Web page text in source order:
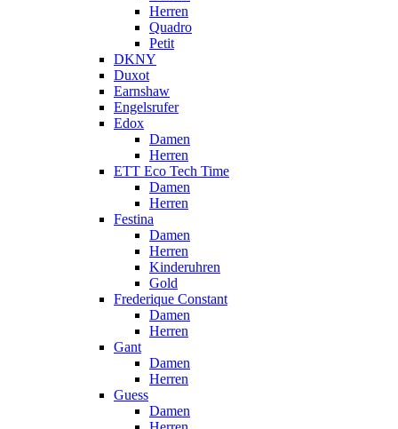
Herren
Quadro
Petit
DKNY
Duxot
Earnshaw
Engelsrufer
Edox
Damen
Herren
ETT Eco Tech Time
Damen
Herren
Festina
Damen
Herren
Kinderuhren
Gold
Frederique Constant
Damen
Herren
Gant
Damen
Herren
Guess
Damen